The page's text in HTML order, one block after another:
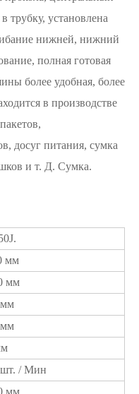
трубку, установлена
нижней, нижний
полная готовая
более удобная, более
в производстве
досуг питания, сумка
и т. Д. Сумка.
мм
мм
мм
мм
шт. / Мин